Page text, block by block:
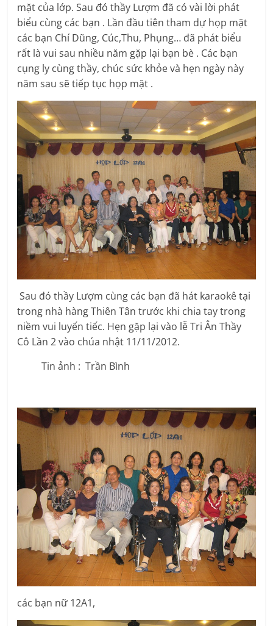
mặt của lớp. Sau đó thầy Lượm đã có vài lời phát
biểu cùng các bạn . Lần đầu tiên tham dự họp mặt
các bạn Chí Dũng, Cúc,Thu, Phụng… đã phát biểu
rất là vui sau nhiều năm gặp lại bạn bè . Các bạn
cụng ly cùng thầy, chúc sức khỏe và hẹn ngày này
năm sau sẽ tiếp tục họp mặt .
Sau đó thầy Lượm cùng các bạn đã hát karaokê tại
trong nhà hàng Thiên Tân trước khi chia tay trong
niềm vui luyến tiếc. Hẹn gặp lại vào lễ Tri Ân Thầy
Cô Lần 2 vào chúa nhật 11/11/2012.
Tin ảnh : Trần Bình
các bạn nữ 12A1,